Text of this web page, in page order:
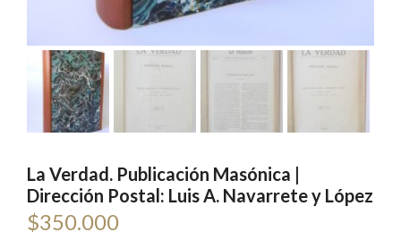
La Verdad. Publicación Masónica |
Dirección Postal: Luis A. Navarrete y López
$350.000